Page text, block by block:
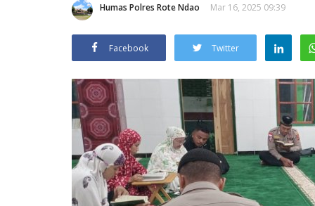
Humas Polres Rote Ndao Mar 16, 2025 09:39
Facebook Twitter